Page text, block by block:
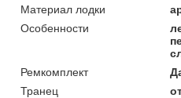
Материал лодки
Особенности
Ремкомплект
Транец